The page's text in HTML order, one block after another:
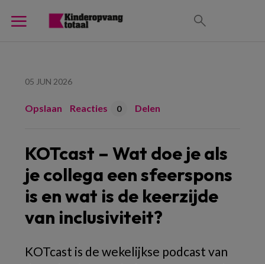
05 JUN 2026
Opslaan Reacties 0 Delen
KOTcast – Wat doe je als
je collega een sfeerspons
is en wat is de keerzijde
van inclusiviteit?
KOTcast is de wekelijkse podcast van